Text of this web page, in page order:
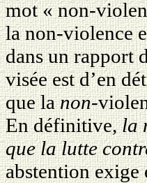
mot « non-
la non-violence
dans un rapport
visée est d’en
que lanon-
En définitive,la
que la lutte
abstention exige